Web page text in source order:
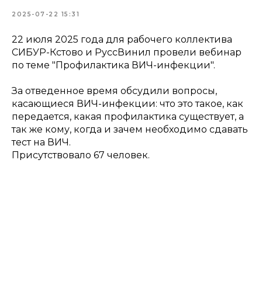
2025-07-22 15:31
22 июля 2025 года для рабочего коллектива
СИБУР-Кстово и РуссВинил провели вебинар
по теме "Профилактика ВИЧ-инфекции".
За отведенное время обсудили вопросы,
касающиеся ВИЧ-инфекции: что это такое, как
передается, какая профилактика существует, а
так же кому, когда и зачем необходимо сдавать
тест на ВИЧ.
Присутствовало 67 человек.